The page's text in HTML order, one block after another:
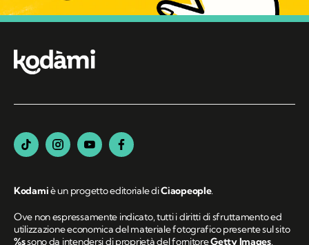
Kodamiè un progetto editoriale diCiaopeople.
Ove non espressamente indicato, tutti i diritti di sfruttamento ed
utilizzazione economica del materiale fotografico presente sul sito
%ssono da intendersi di proprietà del fornitoreGetty Images.